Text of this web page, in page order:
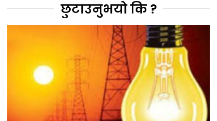
छुटाउनुभयो कि ?